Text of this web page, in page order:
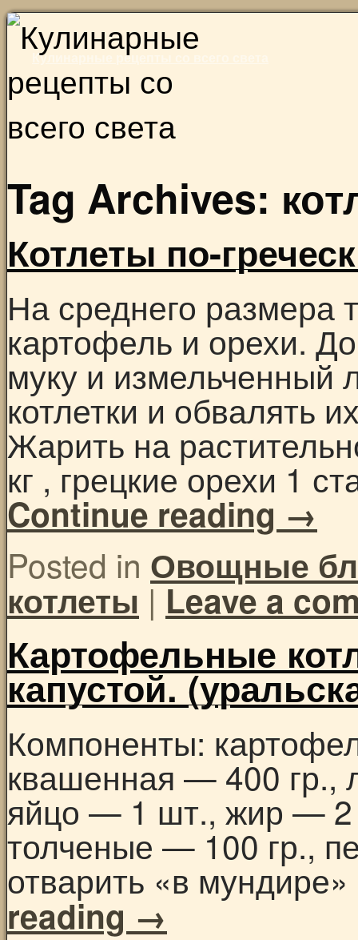
Кулинарные рецепты со всего света
Skip
content
Tag Archives:
Котлеты по-
На среднего размера
картофель и орехи.
муку и измельченный
котлетки и обвалять
Жарить на
кг , грецкие орехи 1
Continue reading →
Posted in Овощные
котлеты |Leave a
Картофельные
капустой.
Компоненты:
квашенная — 400 гр.,
яйцо — 1 шт., жир — 2
толченые — 100 гр.,
отварить «в
reading →